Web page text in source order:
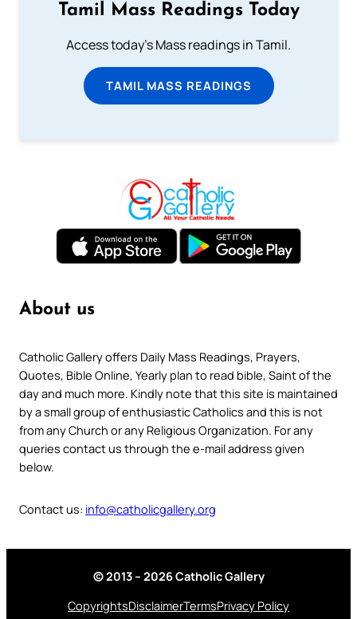
Tamil Mass Readings Today
Access today's Mass readings in Tamil.
TAMIL MASS READINGS
About us
Catholic Gallery offers Daily Mass Readings, Prayers,
Quotes, Bible Online, Yearly plan to read bible, Saint of the
day and much more. Kindly note that this site is maintained
by a small group of enthusiastic Catholics and this is not
from any Church or any Religious Organization. For any
queries contact us through the e-mail address given
below.
Contact us: info@catholicgallery.org
© 2013 – 2026 Catholic Gallery
CopyrightsDisclaimerTermsPrivacy Policy